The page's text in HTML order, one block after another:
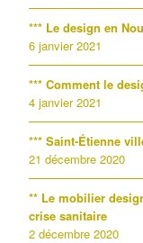
*** Le design en
6 janvier 2021
*** Comment le
4 janvier 2021
*** Saint-Étienne
21 décembre 2020
** Le mobilier
crise sanitaire
2 décembre 2020